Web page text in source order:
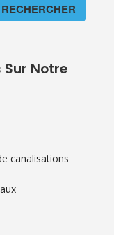
RECHERCHER
Notre
canalisations